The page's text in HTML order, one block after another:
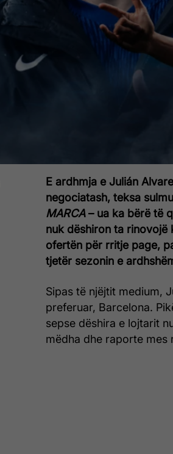
E ardhmja e Julián
negociatash, teksa
MARCA– ua ka bërë të
nuk dëshiron ta rinovojë
ofertën për rritje page,
tjetër sezonin e
Sipas të njëjtit medium,
preferuar, Barcelona.
sepse dëshira e lojtarit
mëdha dhe raporte mes